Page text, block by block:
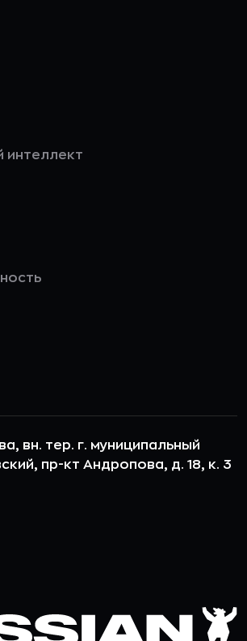
интеллект
вн. тер. г. муниципальный
пр-кт Андропова, д. 18, к. 3